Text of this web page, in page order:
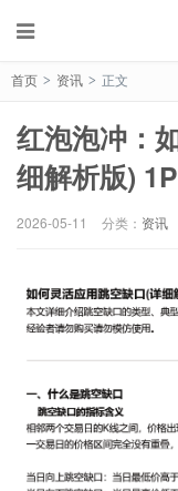
首页 > 资讯 > 正文
红泡泡冲：
细解析版)
2026-05-11 分类： 资讯